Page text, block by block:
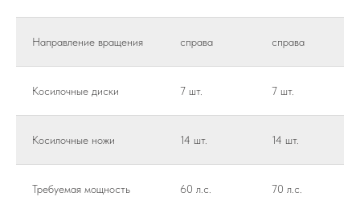
Направление вращения справа справа
Косилочные диски 7 шт. 7 шт.
Косилочные ножи 14 шт. 14 шт.
Требуемая мощность 60 л.с. 70 л.с.